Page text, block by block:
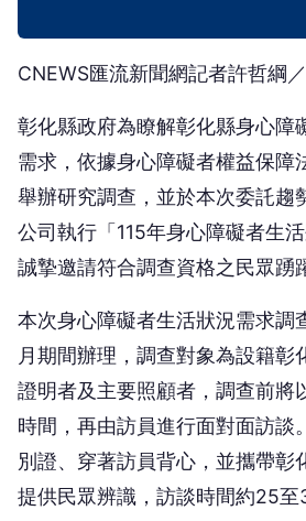
CNEWS匯流新聞網記者許哲綱
彰化縣政府為瞭解彰化縣身心障
需求，依據身心障礙者權益保障
舉辦研究調查，並於本次委託趨
公司執行「115年身心障礙者生
誠摯邀請符合調查資格之民眾踴
本次身心障礙者生活狀況需求調
月期間辦理，調查對象為設籍彰
證明者及主要照顧者，調查前將
時間，再由訪員進行面對面訪談
別證、穿著訪員背心，並攜帶彰
提供民眾辨識，訪談時間約25至